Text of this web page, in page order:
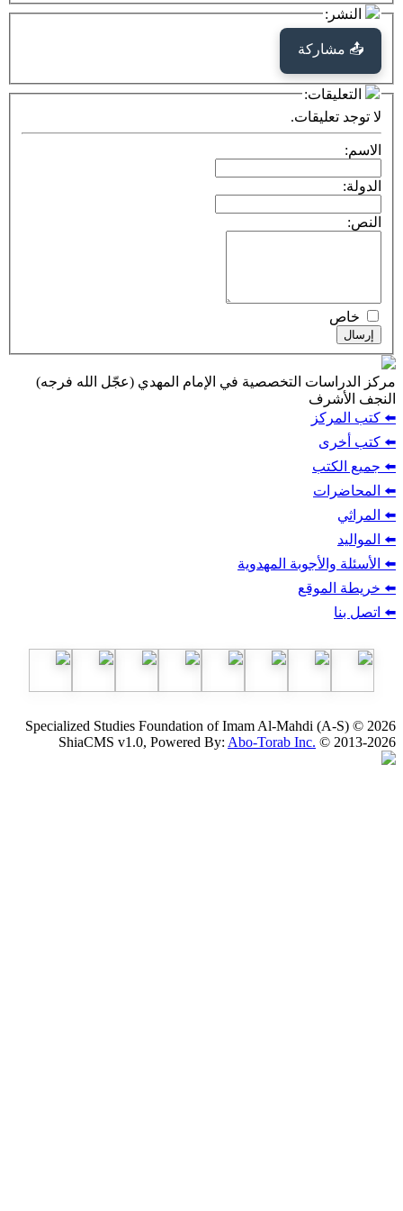
التخصصية في الإمام المهدي (عجّل الله فرجه)
المهدوية
Specialized Studies Foundation of Imam Al-
ShiaCMS v1.0, Powered By:Abo-Torab Inc.